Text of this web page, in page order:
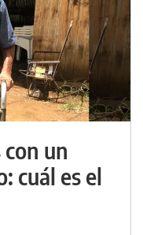
con un
cuál es el